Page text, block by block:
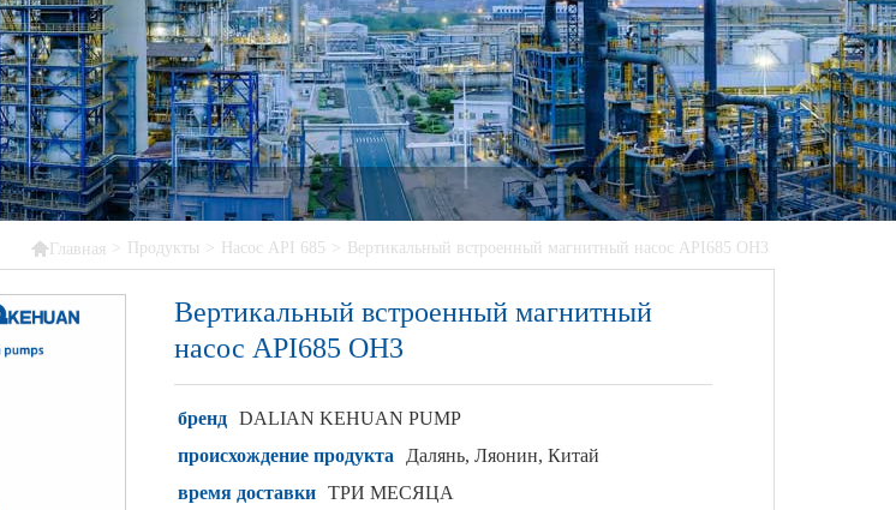
 Главная > Продукты > Насос API 685 > Вертикальный встроенный магнитный насос API685 OH3
Вертикальный встроенный магнитный
насос API685 OH3
бренд
DALIAN KEHUAN PUMP
происхождение продукта
Далянь, Ляонин, Китай
время доставки
ТРИ МЕСЯЦА